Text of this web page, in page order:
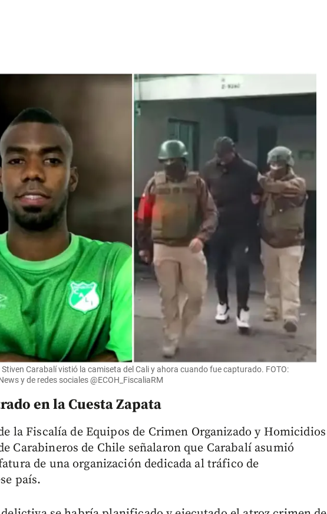
Carabalí vistió la camiseta del Cali y ahora cuando fue capturado. FOTO:
y de redes sociales @ECOH_FiscaliaRM
en la Cuesta Zapata
la Fiscalía de Equipos de Crimen Organizado y Homicidios
Carabineros de Chile señalaron que Carabalí asumió
de una organización dedicada al tráfico de
país.